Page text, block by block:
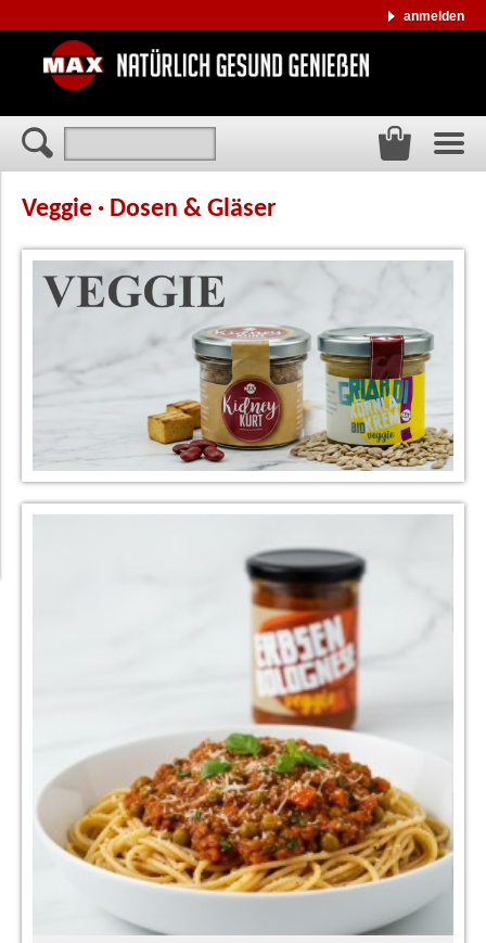
anmelden
Veggie · Dosen & Gläser